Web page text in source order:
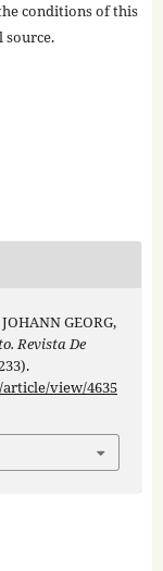
conditions of this
source.
GEORG,
Revista De
view/4635